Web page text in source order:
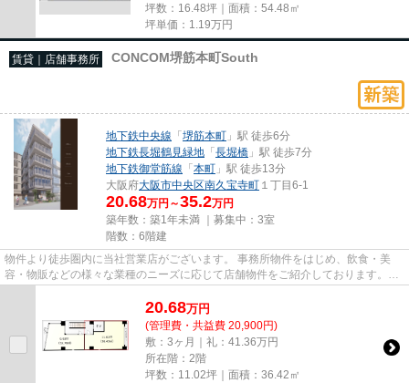
坪数：16.48坪｜面積：54.48㎡
坪単価： 1.19万円
賃貸｜店舗事務所 CONCOM堺筋本町South
地下鉄中央線 「堺筋本町 」駅 徒歩6分
地下鉄長堀鶴見緑地 「長堀橋 」駅 徒歩7分
地下鉄御堂筋線 「本町 」駅 徒歩13分
大阪府大阪市中央区南久宝寺町 １丁目6-1
20.68万円～35.2万円
築年数：築1年未満 ｜募集中： 3室
階数：6階建
物件より徒歩圏内に当社営業店がございます。 事務所物件をはじめ、飲食・美
容・物販などの様々な業種のニーズに応じて店舗物件をご紹介しております。
尚、弊社ではおとり広告は一切...
20.68万円
(管理費・共益費 20,900円)
敷：3ヶ月｜礼：41.36万円
所在階：2階
坪数：11.02坪｜面積：36.42㎡